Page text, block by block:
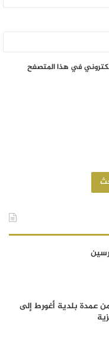
في هذا المتصفح
عمدة بلدية أغورط إلى